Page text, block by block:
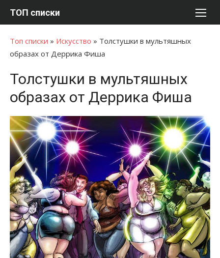
ТОП списки
Топ списки » Искусство » Толстушки в мультяшных
образах от Деррика Фиша
Толстушки в мультяшных
образах от Деррика Фиша